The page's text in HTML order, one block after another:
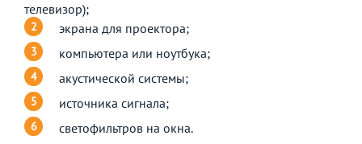
телевизор);
экрана для проектора;
компьютера или ноутбука;
акустической системы;
источника сигнала;
светофильтров на окна.